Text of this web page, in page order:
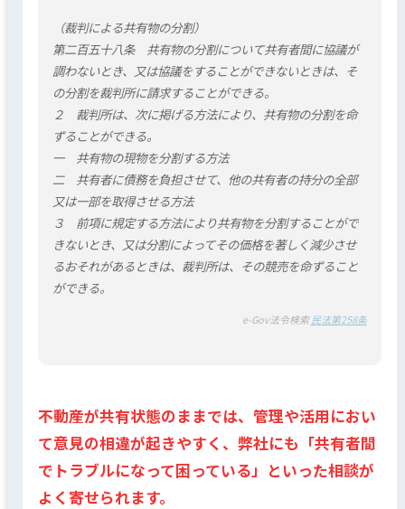
（裁判による共有物の分割）
第二百五十八条 共有物の分割について共有者間に協議が
調わないとき、又は協議をすることができないときは、そ
の分割を裁判所に請求することができる。
２ 裁判所は、次に掲げる方法により、共有物の分割を命
ずることができる。
一 共有物の現物を分割する方法
二 共有者に債務を負担させて、他の共有者の持分の全部
又は一部を取得させる方法
３ 前項に規定する方法により共有物を分割することがで
きないとき、又は分割によってその価格を著しく減少させ
るおそれがあるときは、裁判所は、その競売を命ずること
ができる。
e-Gov法令検索 民法第258条
不動産が共有状態のままでは、管理や活用におい
て意見の相違が起きやすく、弊社にも「共有者間
でトラブルになって困っている」といった相談が
よく寄せられます。